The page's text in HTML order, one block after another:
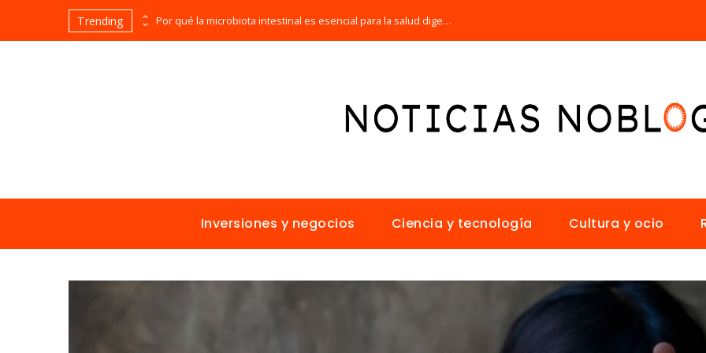
Trending Los imperios más ricos gracias al comercio antes de la era industrial Por qué la microbiota intestinal es esencial para la salud digestiva
Inversiones y negocios Ciencia y tecnología Cultura y ocio